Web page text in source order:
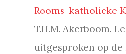
Rooms-katholieke
T.H.M. Akerboom.
uitgesproken op de